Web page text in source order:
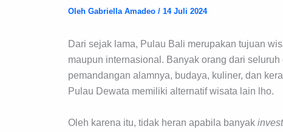
Oleh Gabriella Amadeo / 14 Juli 2024
Dari sejak lama, Pulau Bali merupakan tujuan
maupun internasional. Banyak orang dari
pemandangan alamnya, budaya, kuliner, dan
Pulau Dewata memiliki alternatif wisata lain lho.
Oleh karena itu, tidak heran apabila banyak